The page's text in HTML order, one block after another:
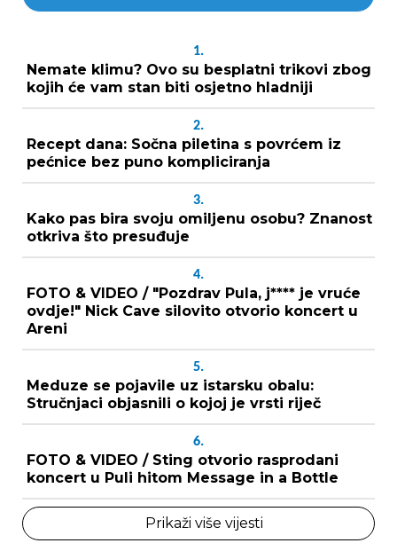
1.
Nemate klimu? Ovo su besplatni trikovi zbog
kojih će vam stan biti osjetno hladniji
2.
Recept dana: Sočna piletina s povrćem iz
pećnice bez puno kompliciranja
3.
Kako pas bira svoju omiljenu osobu? Znanost
otkriva što presuđuje
4.
FOTO & VIDEO / "Pozdrav Pula, j**** je vruće
ovdje!" Nick Cave silovito otvorio koncert u
Areni
5.
Meduze se pojavile uz istarsku obalu:
Stručnjaci objasnili o kojoj je vrsti riječ
6.
FOTO & VIDEO / Sting otvorio rasprodani
koncert u Puli hitom Message in a Bottle
Prikaži više vijesti